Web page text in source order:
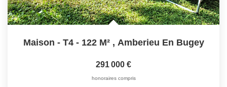
Maison - T4 - 122 M² , Amberieu En Bugey
291 000 €
honoraires compris